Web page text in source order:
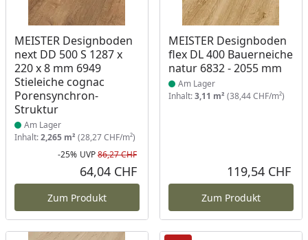
MEISTER Designboden
next DD 500 S 1287 x
220 x 8 mm 6949
Stieleiche cognac
Porensynchron-
Struktur
Produkt am Lager
Am Lager
Inhalt:2,265 m² (28,27 CHF/m²)
Rabatt in Prozent
-25%
Ursprünglicher Preis
UVP86,27 CHF
64,04 CHF
Zum Produkt
MEISTER Designboden
flex DL 400 Bauerneiche
natur 6832 - 2055 mm
Produkt am Lager
Am Lager
Inhalt:3,11 m² (38,44 CHF/m²)
119,54 CHF
Zum Produkt